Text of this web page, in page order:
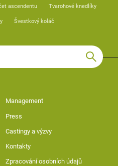
ascendentu Tvarohové knedlíky
Švestkový koláč
Management
Press
Castingy a výzvy
Kontakty
Zpracování osobních údajů